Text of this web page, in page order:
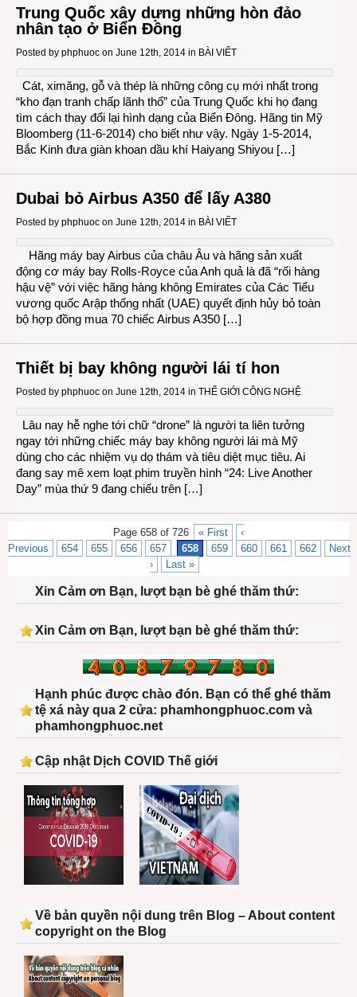
Trung Quốc xây dựng những hòn đảo
nhân tạo ở Biển Đông
Posted by phphuoc on June 12th, 2014 in BÀI VIẾT
Cát, ximăng, gỗ và thép là những công cụ mới nhất trong
“kho đạn tranh chấp lãnh thổ” của Trung Quốc khi họ đang
tìm cách thay đổi lại hình dạng của Biển Đông. Hãng tin Mỹ
Bloomberg (11-6-2014) cho biết như vậy. Ngày 1-5-2014,
Bắc Kinh đưa giàn khoan dầu khí Haiyang Shiyou […]
Dubai bỏ Airbus A350 để lấy A380
Posted by phphuoc on June 12th, 2014 in BÀI VIẾT
Hãng máy bay Airbus của châu Âu và hãng sản xuất
động cơ máy bay Rolls-Royce của Anh quả là đã “rối hàng
hậu vệ” với việc hãng hàng không Emirates của Các Tiểu
vương quốc Arập thống nhất (UAE) quyết định hủy bỏ toàn
bộ hợp đồng mua 70 chiếc Airbus A350 […]
Thiết bị bay không người lái tí hon
Posted by phphuoc on June 12th, 2014 in THẾ GIỚI CÔNG NGHỆ
Lâu nay hễ nghe tới chữ “drone” là người ta liên tưởng
ngay tới những chiếc máy bay không người lái mà Mỹ
dùng cho các nhiệm vụ dọ thám và tiêu diệt mục tiêu. Ai
đang say mê xem loạt phim truyền hình “24: Live Another
Day” mùa thứ 9 đang chiếu trên […]
Page 658 of 726 « First
‹
Previous
654 655 656 657 658 659 660 661 662
Next
›
Last »
Xin Cảm ơn Bạn, lượt bạn bè ghé thăm thứ:
Xin Cảm ơn Bạn, lượt bạn bè ghé thăm thứ:
Hạnh phúc được chào đón. Bạn có thể ghé thăm
tệ xá này qua 2 cửa: phamhongphuoc.com và
phamhongphuoc.net
Cập nhật Dịch COVID Thế giới
Về bản quyền nội dung trên Blog – About content
copyright on the Blog